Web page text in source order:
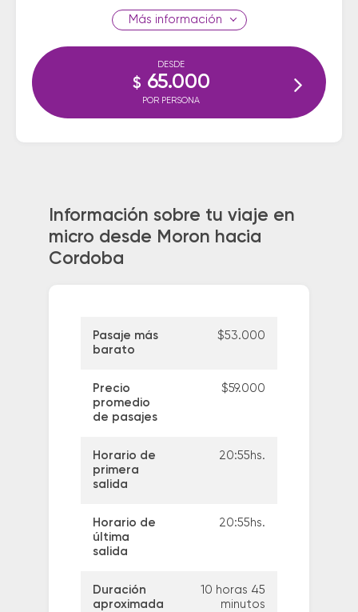
información
DESDE
$ 65.000
POR PERSONA
Información sobre tu viaje en
micro desde Moron hacia
Cordoba
Pasaje más
barato
$53.000
Precio
promedio
de pasajes
$59.000
Horario de
primera
salida
20:55hs.
Horario de
última
salida
20:55hs.
Duración
aproximada
10 horas 45
minutos